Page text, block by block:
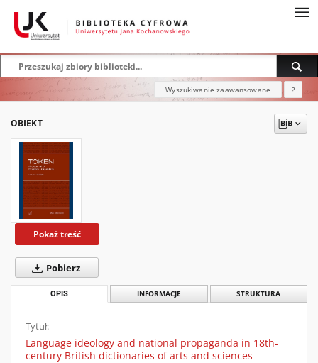
Wyszukiwanie zaawansowane ?
OBIEKT
Pokaż treść
Pobierz
OPIS INFORMACJE STRUKTURA
Tytuł:
Language ideology and national propaganda in 18th-
century British dictionaries of arts and sciences